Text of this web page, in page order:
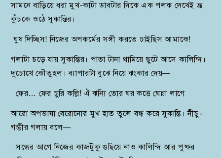
সামনে বাড়িয়ে ধরা মুখ-কাটা ডাবটার দিকে এক পলক দেখেই ভ্রূ
কুঁচকে ওঠে সুকান্তির।
ঘুষ দিচ্ছিস! নিজের অপকর্মের সঙ্গী করতে চাইছিস আমাকে!
গলাটা চড়ে যায় সুকান্তির। পাতা টানা থামিয়ে ছুটে আসে কালিন্দি।
দুচোখে কৌতুহল। ব্যাপারটা বুঝে নিয়ে ঝংকার দেয়—
ফের… ফের চুরি কল্লি! ঐ ঝন্যি তোর ঘর কত্তে ঘেন্না লাগে
আরো অপভাষা বেরোনোর মুখ হাত তুলে বন্ধ করে সুকান্তি। নীচু-
গম্ভীর গলায় বলে—
সন্ধের আগে নিজের কাজটুকু গুছিয়ে নাও কালিন্দি আর পুষ্কর